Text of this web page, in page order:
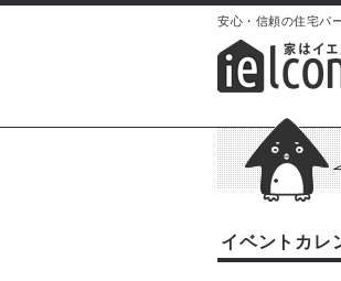
安心・信頼の住宅パ
イベントカレ